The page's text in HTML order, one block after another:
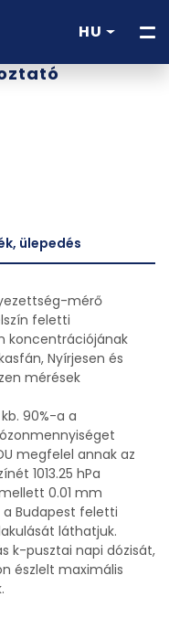
HU
ülepedés
mérő
feletti
koncentrációjának
Nyírjesen és
mérések
90%-a a
megfelel annak az
1013.25 hPa
0.01 mm
Budapest feletti
láthatjuk.
k-pusztai napi dózisát,
észlelt maximális